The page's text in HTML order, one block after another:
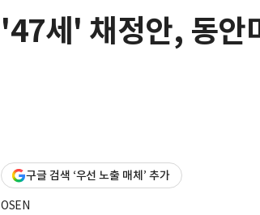
'47세' 채정안, 동안
구글 검색 ‘우선 노출 매체’ 추가
OSEN